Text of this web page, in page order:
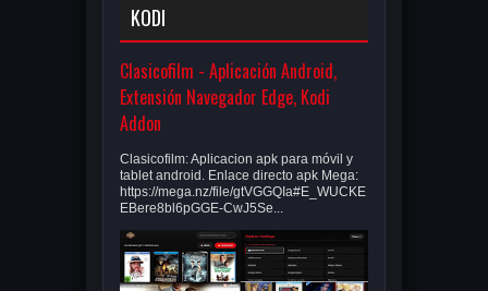
KODI
Clasicofilm - Aplicación Android,
Extensión Navegador Edge, Kodi
Addon
Clasicofilm: Aplicacion apk para móvil y
tablet android. Enlace directo apk Mega:
https://mega.nz/file/gtVGGQIa#E_WUCKE
EBere8bl6pGGE-CwJ5Se...